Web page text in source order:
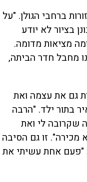
ברחבי הגולן. "על
בציור לא יודע
מציאות מדומה.
מחבל חדר הביתה,
גם את עצמה ואת
בתור ילד. "הרבה
שקרובה לי ואת
זו גם הסיבה
"פעם אחת עשיתי את